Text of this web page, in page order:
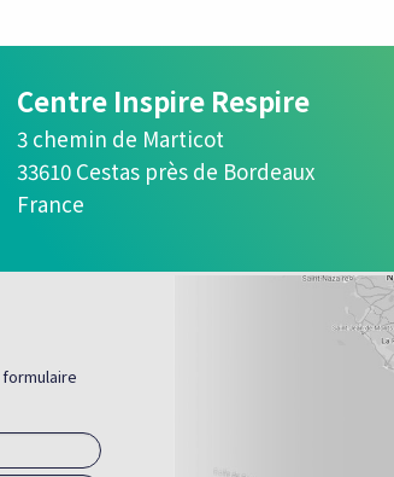
Centre Inspire Respire
3 chemin de Marticot
33610 Cestas près de Bordeaux
France